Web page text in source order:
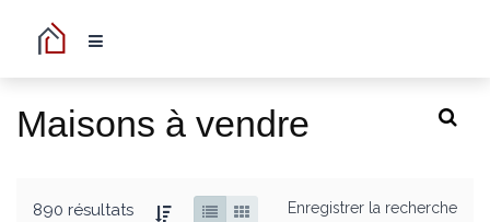
Maisons à vendre
890 résultats Enregistrer la recherche